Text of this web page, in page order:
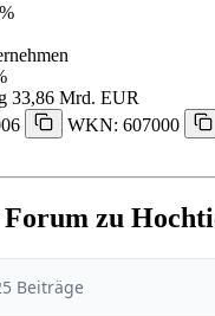
33,86 Mrd. EUR
WKN: 607000
zu